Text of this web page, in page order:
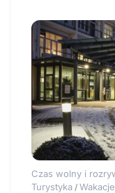
Czas wolny i
Turystyka /